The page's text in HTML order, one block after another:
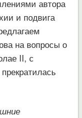
автора
и подвига
на вопросы о
II, с